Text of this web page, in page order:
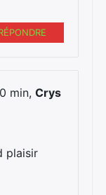
min, Crys
plaisir